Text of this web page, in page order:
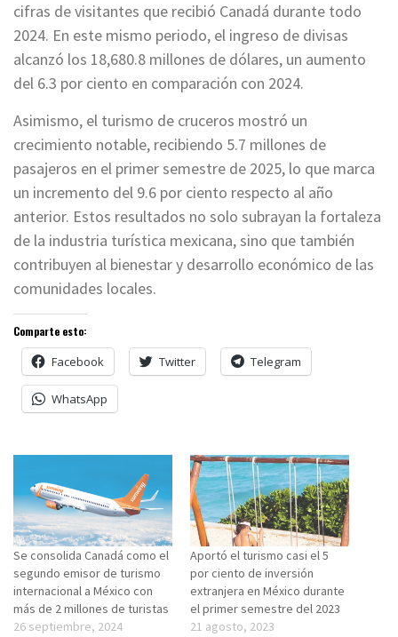
cifras de visitantes que recibió Canadá durante todo
2024. En este mismo periodo, el ingreso de divisas
alcanzó los 18,680.8 millones de dólares, un aumento
del 6.3 por ciento en comparación con 2024.
Asimismo, el turismo de cruceros mostró un
crecimiento notable, recibiendo 5.7 millones de
pasajeros en el primer semestre de 2025, lo que marca
un incremento del 9.6 por ciento respecto al año
anterior. Estos resultados no solo subrayan la fortaleza
de la industria turística mexicana, sino que también
contribuyen al bienestar y desarrollo económico de las
comunidades locales.
Comparte esto:
Facebook Twitter Telegram
WhatsApp
Se consolida Canadá como el
segundo emisor de turismo
internacional a México con
más de 2 millones de turistas
26 septiembre, 2024
Aportó el turismo casi el 5
por ciento de inversión
extranjera en México durante
el primer semestre del 2023
21 agosto, 2023